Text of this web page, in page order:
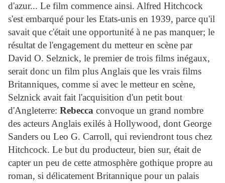
d'azur... Le film commence ainsi. Alfred Hitchcock
s'est embarqué pour les Etats-unis en 1939, parce qu'il
savait que c'était une opportunité à ne pas manquer; le
résultat de l'engagement du metteur en scène par
David O. Selznick, le premier de trois films inégaux,
serait donc un film plus Anglais que les vrais films
Britanniques, comme si avec le metteur en scène,
Selznick avait fait l'acquisition d'un petit bout
d'Angleterre: Rebecca convoque un grand nombre
des acteurs Anglais exilés à Hollywood, dont George
Sanders ou Leo G. Carroll, qui reviendront tous chez
Hitchcock. Le but du producteur, bien sur, était de
capter un peu de cette atmosphère gothique propre au
roman, si délicatement Britannique pour un palais